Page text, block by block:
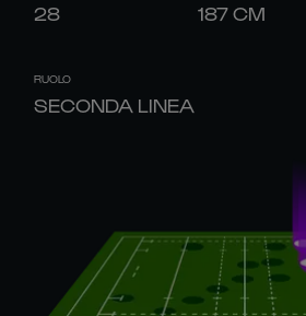
28 187CM
RUOLO
SECONDA LINEA